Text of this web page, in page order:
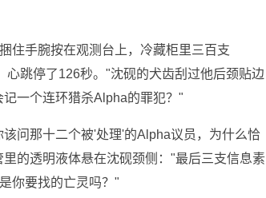
住手腕按在观测台上，冷藏柜里三百支
跳停了126秒。"沈砚的犬齿刮过他后颈贴边
一个连环猎杀Alpha的罪犯？"
问那十二个被'处理'的Alpha议员，为什么恰
的透明液体悬在沈砚颈侧："最后三支信息素
你要找的亡灵吗？"